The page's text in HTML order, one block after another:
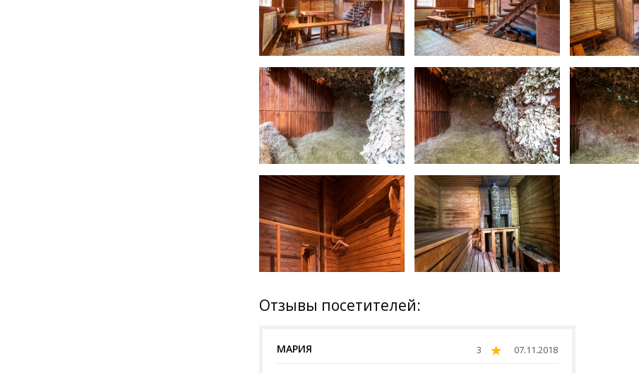
Отзывы посетителей:
МАРИЯ 3 07.11.2018